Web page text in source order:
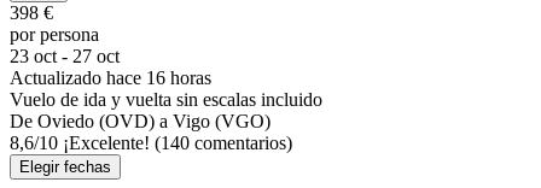
398 €
por persona
23 oct - 27 oct
Actualizado hace 16 horas
Vuelo de ida y vuelta sin escalas incluido
De Oviedo (OVD) a Vigo (VGO)
8,6/10 ¡Excelente! (140 comentarios)
Elegir fechas